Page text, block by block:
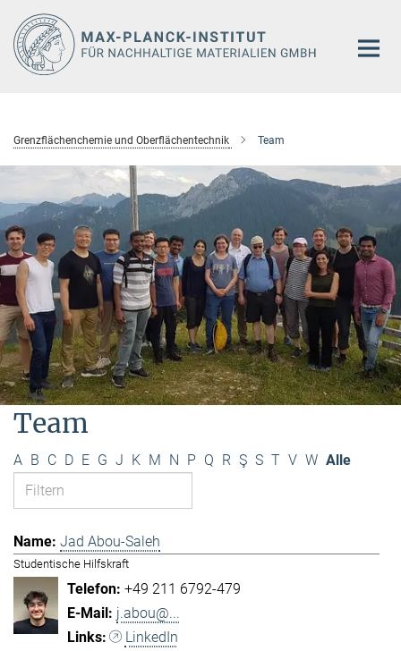
Hauptinhalt
Grenzflächenchemie und Oberflächentechnik Team
Team
A B C D E G J K M N P Q R Ş S T V W Alle
Jad Abou-Saleh
Studentische Hilfskraft
+49 211 6792-479
j.abou@...
LinkedIn